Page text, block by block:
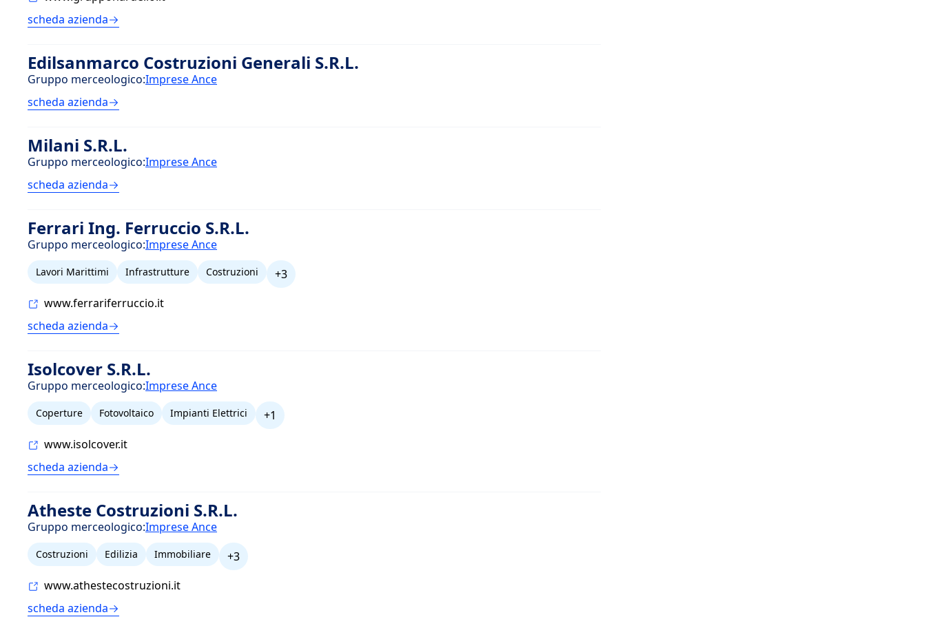
scheda azienda
Edilsanmarco Costruzioni Generali S.R.L.
Gruppo merceologico:Imprese Ance
scheda azienda
Milani S.R.L.
Gruppo merceologico:Imprese Ance
scheda azienda
Ferrari Ing. Ferruccio S.R.L.
Gruppo merceologico:Imprese Ance
Lavori Marittimi Infrastrutture Costruzioni
+3
www.ferrariferruccio.it
scheda azienda
Isolcover S.R.L.
Gruppo merceologico:Imprese Ance
Coperture Fotovoltaico Impianti Elettrici
+1
www.isolcover.it
scheda azienda
Atheste Costruzioni S.R.L.
Gruppo merceologico:Imprese Ance
Costruzioni Edilizia Immobiliare
+3
www.athestecostruzioni.it
scheda azienda